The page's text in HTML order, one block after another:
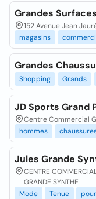
Grandes
152 Avenue Jean
magasins
Grandes
Shopping Grands
JD Sports Grand
Centre Commercial
hommes
Jules Grande
CENTRE
GRANDE SYNTHE
Mode
Tenue pour